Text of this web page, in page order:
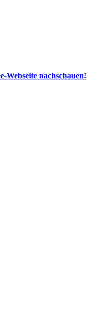
Webseite nachschauen!